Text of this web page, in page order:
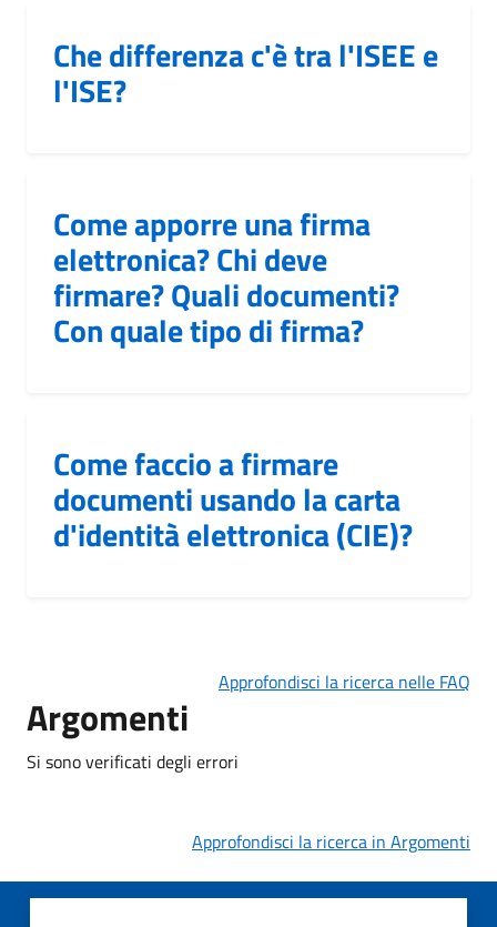
Che differenza c'è tra l'ISEE e
l'ISE?
Come apporre una firma
elettronica? Chi deve
firmare? Quali documenti?
Con quale tipo di firma?
Come faccio a firmare
documenti usando la carta
d'identità elettronica (CIE)?
Approfondisci la ricerca nelle FAQ
Argomenti
Si sono verificati degli errori
Approfondisci la ricerca in Argomenti